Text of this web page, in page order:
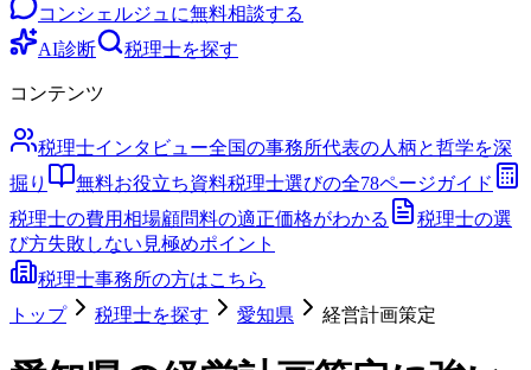
コンシェルジュに無料相談する
AI診断
税理士を探す
コンテンツ
税理士インタビュー全国の事務所代表の人柄と哲学を深
掘り
無料お役立ち資料税理士選びの全78ページガイド
税理士の費用相場顧問料の適正価格がわかる
税理士の選
び方失敗しない見極めポイント
税理士事務所の方はこちら
トップ
税理士を探す 愛知県 経営計画策定